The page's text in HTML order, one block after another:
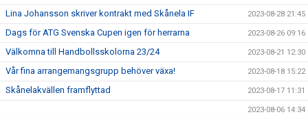
Lina Johansson skriver kontrakt med Skånela IF 2023-08-28 21:45
Dags för ATG Svenska Cupen igen för herrarna 2023-08-26 09:16
Välkomna till Handbollsskolorna 23/24 2023-08-21 12:30
Vår fina arrangemangsgrupp behöver växa! 2023-08-18 15:22
Skånelakvällen framflyttad 2023-08-17 11:31
2023-08-06 14:34